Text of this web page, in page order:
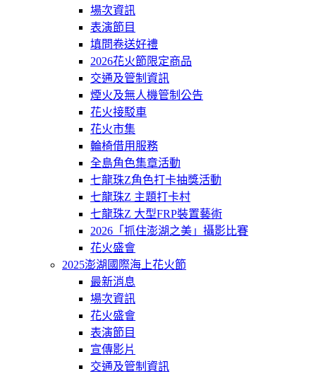
場次資訊
表演節目
填問卷送好禮
2026花火節限定商品
交通及管制資訊
煙火及無人機管制公告
花火接駁車
花火市集
輪椅借用服務
全島角色集章活動
七龍珠Z角色打卡抽獎活動
七龍珠Z 主題打卡村
七龍珠Z 大型FRP裝置藝術
2026「抓住澎湖之美」攝影比賽
花火盛會
2025澎湖國際海上花火節
最新消息
場次資訊
花火盛會
表演節目
宣傳影片
交通及管制資訊